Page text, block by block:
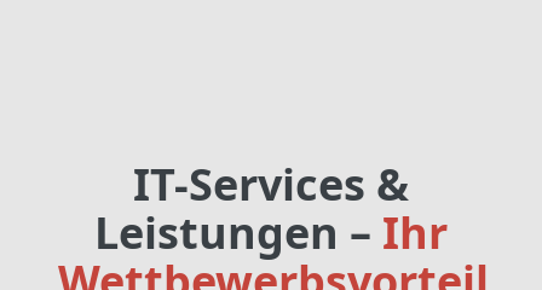
IT-Services &
Leistungen – Ihr
ower,Your ReliableOperator
Ihr intelligenter IT-Berater. Wie kann ich Ihnen helfen?